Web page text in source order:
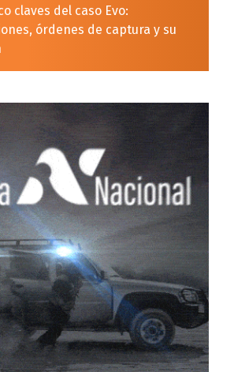
claves del caso Evo:
órdenes de captura y su